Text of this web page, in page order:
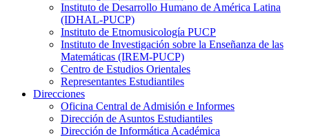
Instituto de Desarrollo Humano de América Latina
(IDHAL-PUCP)
Instituto de Etnomusicología PUCP
Instituto de Investigación sobre la Enseñanza de las
Matemáticas (IREM-PUCP)
Centro de Estudios Orientales
Representantes Estudiantiles
Direcciones
Oficina Central de Admisión e Informes
Dirección de Asuntos Estudiantiles
Dirección de Informática Académica